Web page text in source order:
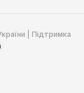
| Підтримка